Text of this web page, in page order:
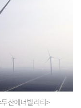
산에너빌리티>